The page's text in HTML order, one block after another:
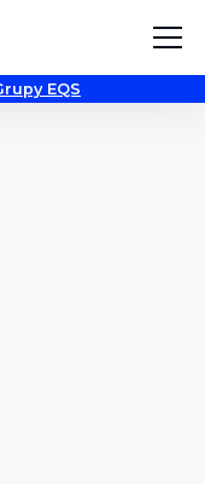
EQS